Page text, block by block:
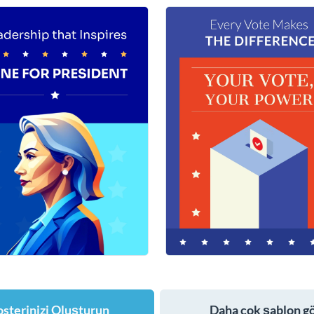
Oluşturun Daha çok şablon